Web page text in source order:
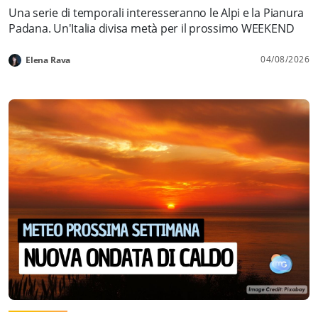
Una serie di temporali interesseranno le Alpi e la Pianura
Padana. Un'Italia divisa metà per il prossimo WEEKEND
Elena Rava 04/08/2026